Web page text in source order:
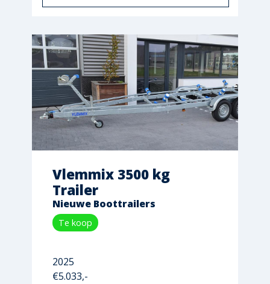
Vlemmix 3500 kg
Trailer
Nieuwe Boottrailers
Te koop
2025
€5.033,-